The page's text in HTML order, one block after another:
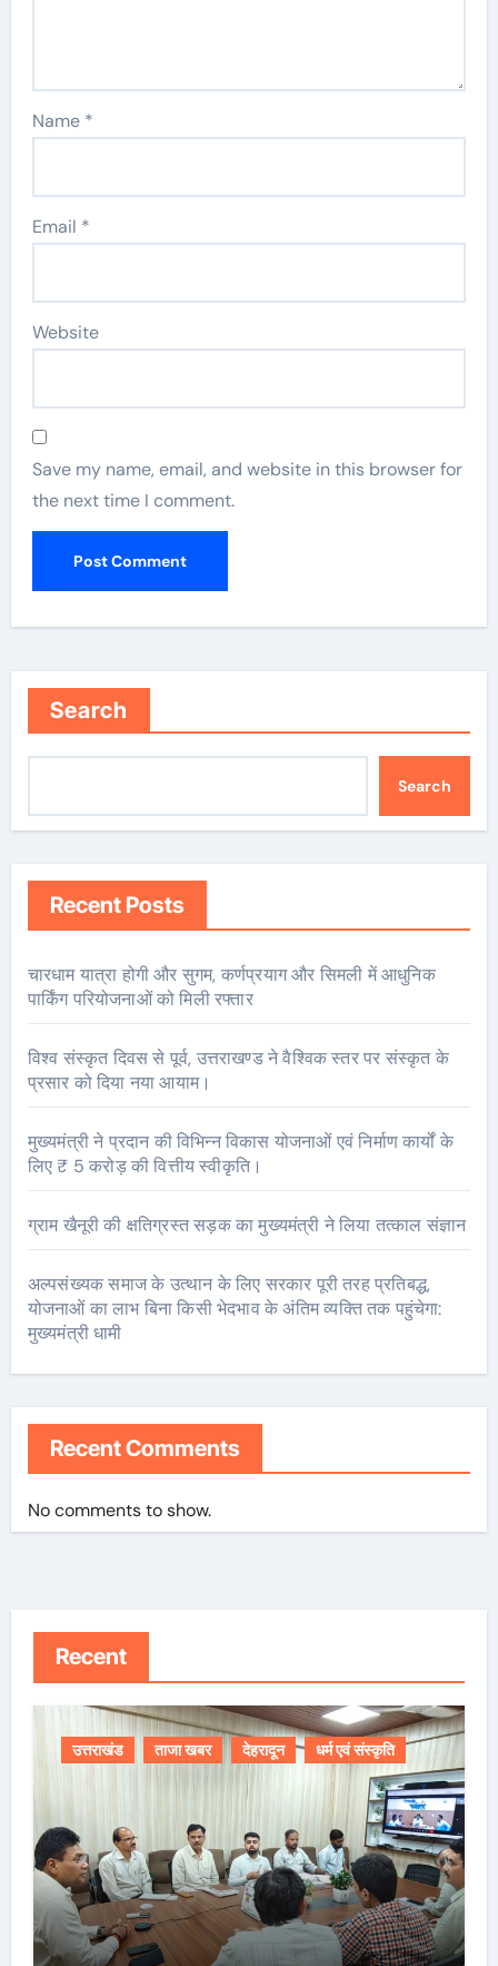
Name *
Email *
Website
Save my name, email, and website in this browser for
the next time I comment.
Search
Search
Recent Posts
चारधाम यात्रा होगी और सुगम, कर्णप्रयाग और सिमली में आधुनिक
पार्किंग परियोजनाओं को मिली रफ्तार
विश्व संस्कृत दिवस से पूर्व, उत्तराखण्ड ने वैश्विक स्तर पर संस्कृत के
प्रसार को दिया नया आयाम।
मुख्यमंत्री ने प्रदान की विभिन्न विकास योजनाओं एवं निर्माण कार्यों के
लिए ₹ 5 करोड़ की वित्तीय स्वीकृति।
ग्राम खैनूरी की क्षतिग्रस्त सड़क का मुख्यमंत्री ने लिया तत्काल संज्ञान
अल्पसंख्यक समाज के उत्थान के लिए सरकार पूरी तरह प्रतिबद्ध,
योजनाओं का लाभ बिना किसी भेदभाव के अंतिम व्यक्ति तक पहुंचेगा:
मुख्यमंत्री धामी
Recent Comments
No comments to show.
Recent
उत्तराखंड ताजा खबर देहरादून धर्म एवं संस्कृति